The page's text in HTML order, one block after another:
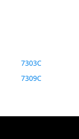
7303C
7309C